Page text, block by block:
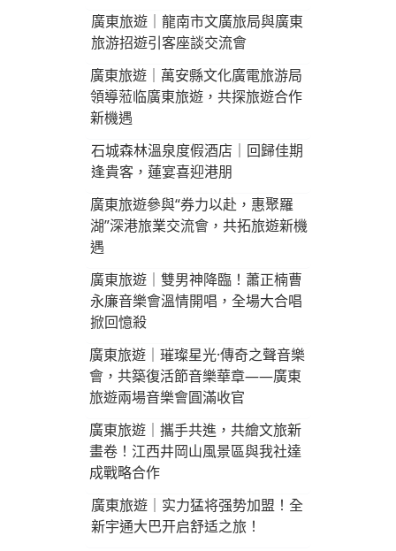
廣東旅遊｜龍南市文廣旅局與廣東
旅游招遊引客座談交流會
廣東旅遊｜萬安縣文化廣電旅游局
領導蒞临廣東旅遊，共探旅遊合作
新機遇
石城森林溫泉度假酒店｜回歸佳期
逢貴客，蓮宴喜迎港朋
廣東旅遊參與“券力以赴，惠聚羅
湖”深港旅業交流會，共拓旅遊新機
遇
廣東旅遊｜雙男神降臨！蕭正楠曹
永廉音樂會溫情開唱，全場大合唱
掀回憶殺
廣東旅遊｜璀璨星光·傳奇之聲音樂
會，共築復活節音樂華章——廣東
旅遊兩場音樂會圓滿收官
廣東旅遊｜攜手共進，共繪文旅新
畫卷！江西井岡山風景區與我社達
成戰略合作
廣東旅遊｜实力猛将强势加盟！全
新宇通大巴开启舒适之旅！